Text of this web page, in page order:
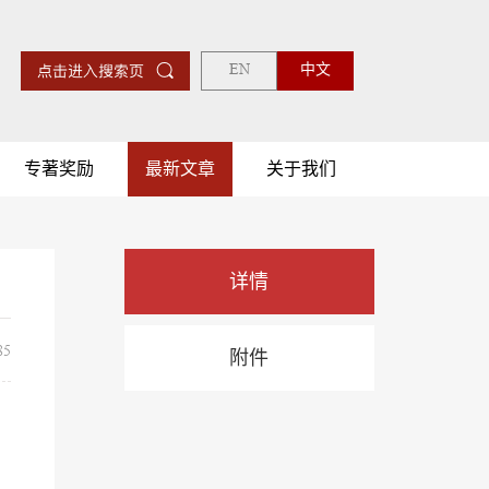
EN 中文
专著奖励 最新文章 关于我们
详情
附件